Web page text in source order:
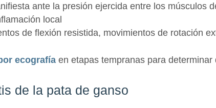
ante la presión ejercida entre los músculos
local
de flexión resistida, movimientos de rotación
ecografía en etapas tempranas para
de la pata de ganso